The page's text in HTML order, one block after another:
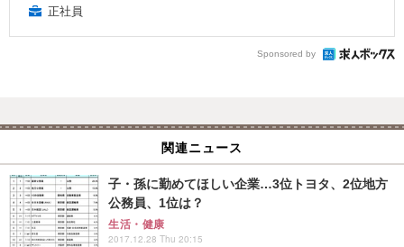
正社員
Sponsored by
関連ニュース
子・孫に勤めてほしい企業…3位トヨタ、2位地方
公務員、1位は？
生活・健康
2017.12.28 Thu 20:15